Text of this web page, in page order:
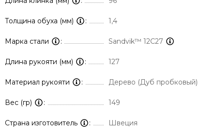
Толщина обуха (мм) 1,4
Марка стали Sandvik™ 12С27
Длина рукояти (мм) 127
Материал рукояти Дерево (Дуб пробковый)
Вес (гр) 149
Страна изготовитель Швеция